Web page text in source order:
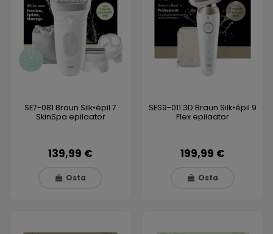
SE7-081 Braun Silk•épil 7
SkinSpa epilaator
139,99 €
Osta
SES9-011 3D Braun Silk•épil 9
Flex epilaator
199,99 €
Osta